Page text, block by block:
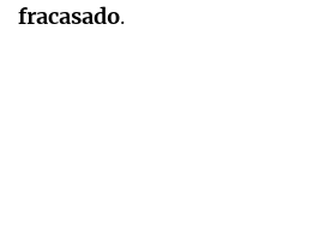
fracasado.